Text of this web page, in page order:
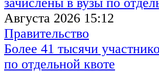
Августа 2026 15:12
Правительство
Более 41 тысячи
по отдельной квоте